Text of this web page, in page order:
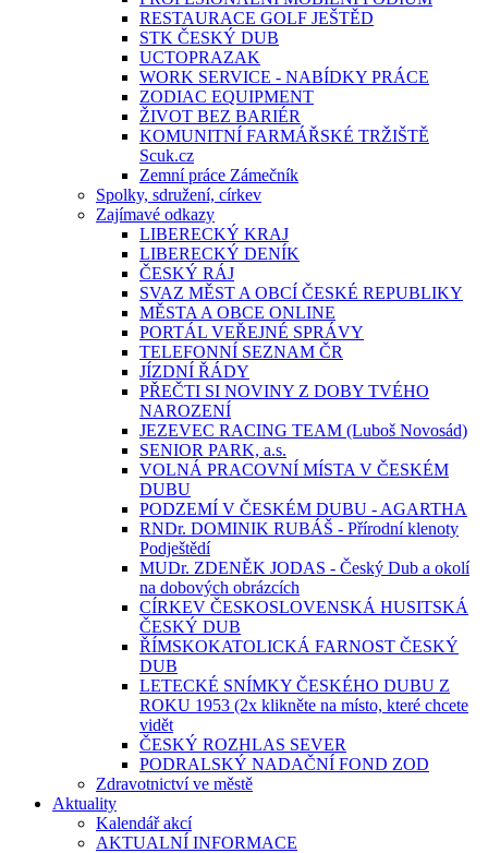
RESTAURACE GOLF JEŠTĚD
STK ČESKÝ DUB
UCTOPRAZAK
WORK SERVICE - NABÍDKY PRÁCE
ZODIAC EQUIPMENT
ŽIVOT BEZ BARIÉR
KOMUNITNÍ FARMÁŘSKÉ TRŽIŠTĚ
Scuk.cz
Zemní práce Zámečník
Spolky, sdružení, církev
Zajímavé odkazy
LIBERECKÝ KRAJ
LIBERECKÝ DENÍK
ČESKÝ RÁJ
SVAZ MĚST A OBCÍ ČESKÉ REPUBLIKY
MĚSTA A OBCE ONLINE
PORTÁL VEŘEJNÉ SPRÁVY
TELEFONNÍ SEZNAM ČR
JÍZDNÍ ŘÁDY
PŘEČTI SI NOVINY Z DOBY TVÉHO
NAROZENÍ
JEZEVEC RACING TEAM (Luboš Novosád)
SENIOR PARK, a.s.
VOLNÁ PRACOVNÍ MÍSTA V ČESKÉM
DUBU
PODZEMÍ V ČESKÉM DUBU - AGARTHA
RNDr. DOMINIK RUBÁŠ - Přírodní klenoty
Podještědí
MUDr. ZDENĚK JODAS - Český Dub a okolí
na dobových obrázcích
CÍRKEV ČESKOSLOVENSKÁ HUSITSKÁ
ČESKÝ DUB
ŘÍMSKOKATOLICKÁ FARNOST ČESKÝ
DUB
LETECKÉ SNÍMKY ČESKÉHO DUBU Z
ROKU 1953 (2x klikněte na místo, které chcete
vidět
ČESKÝ ROZHLAS SEVER
PODRALSKÝ NADAČNÍ FOND ZOD
Zdravotnictví ve městě
Aktuality
Kalendář akcí
AKTUALNÍ INFORMACE